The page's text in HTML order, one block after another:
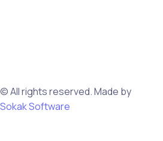
© All rights reserved. Made by
Sokak Software